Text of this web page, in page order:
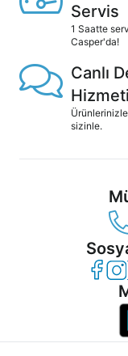
Servis
1 Saatte
Casper'da!
Canlı
Hizmeti
sizinle.